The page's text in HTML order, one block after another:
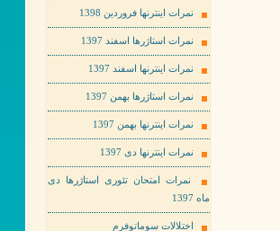
نمرات اینترنها فروردین 1398
نمرات استاژرها اسفند 1397
نمرات اینترنها اسفند 1397
نمرات استاژرها بهمن 1397
نمرات اینترنها بهمن 1397
نمرات اینترنها دی 1397
نمرات امتحان تئوری استاژرها دی
ماه 1397
اختلالات سوماتوفرم